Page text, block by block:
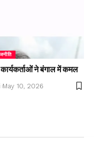
ने बंगाल में कमल
May 10, 2026